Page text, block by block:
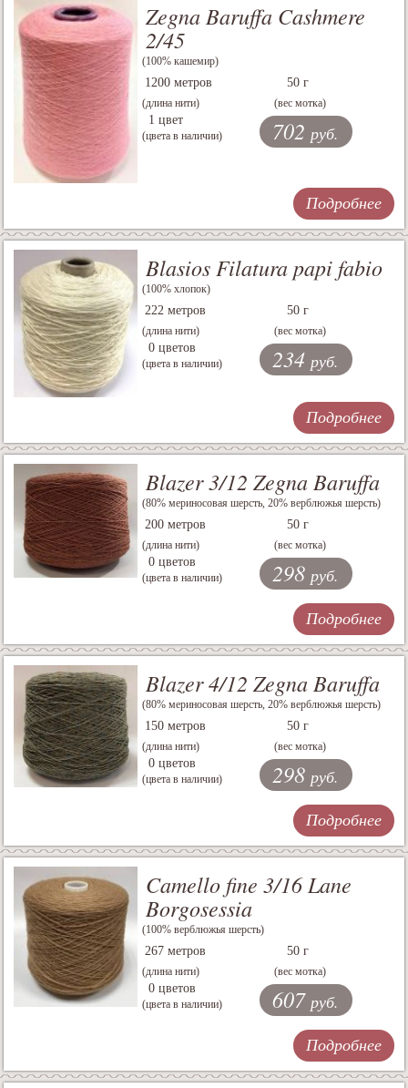
Zegna Baruffa Cashmere
2/45
(100% кашемир)
1200 метров
(длина нити)
50 г
(вес мотка)
1 цвет
(цвета в наличии) 702руб.
Подробнее
Blasios Filatura papi fabio
(100% хлопок)
222 метров
(длина нити)
50 г
(вес мотка)
0 цветов
(цвета в наличии) 234 руб.
Подробнее
Blazer 3/12 Zegna Baruffa
(80% мериносовая шерсть, 20% верблюжья шерсть)
200 метров
(длина нити)
50 г
(вес мотка)
0 цветов
(цвета в наличии) 298 руб.
Подробнее
Blazer 4/12 Zegna Baruffa
(80% мериносовая шерсть, 20% верблюжья шерсть)
150 метров
(длина нити)
50 г
(вес мотка)
0 цветов
(цвета в наличии) 298 руб.
Подробнее
Camello fine 3/16 Lane
Borgosessia
(100% верблюжья шерсть)
267 метров
(длина нити)
50 г
(вес мотка)
0 цветов
(цвета в наличии) 607 руб.
Подробнее